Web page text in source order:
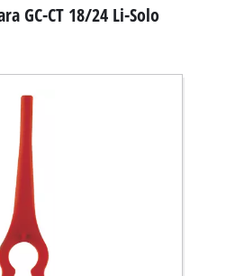
GC-CT 18/24 Li-Solo